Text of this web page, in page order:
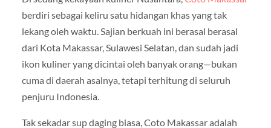
berdiri sebagai keliru satu hidangan khas yang tak
lekang oleh waktu. Sajian berkuah ini berasal berasal
dari Kota Makassar, Sulawesi Selatan, dan sudah jadi
ikon kuliner yang dicintai oleh banyak orang—bukan
cuma di daerah asalnya, tetapi terhitung di seluruh
penjuru Indonesia.
Tak sekadar sup daging biasa, Coto Makassar adalah